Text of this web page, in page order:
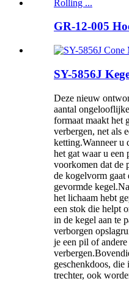
GR-12-005
SY-5856J
Deze nieuw
aantal
formaat maakt het
verbergen, net als
ketting.Wanneer u
het gat waar u een
voorkomen dat de
de kogelvorm gaat
gevormde
het lichaam hebt
een stok die helpt
in de kegel aan te
verborgen
je een pil of
geschenkdoos, die
trechter, ook